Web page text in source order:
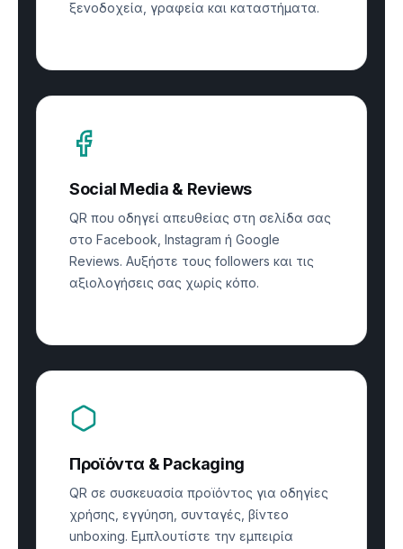
ξενοδοχεία, γραφεία και καταστήματα.
Social Media & Reviews
QR που οδηγεί απευθείας στη σελίδα σας
στο Facebook, Instagram ή Google
Reviews. Αυξήστε τους followers και τις
αξιολογήσεις σας χωρίς κόπο.
Προϊόντα & Packaging
QR σε συσκευασία προϊόντος για οδηγίες
χρήσης, εγγύηση, συνταγές, βίντεο
unboxing. Εμπλουτίστε την εμπειρία